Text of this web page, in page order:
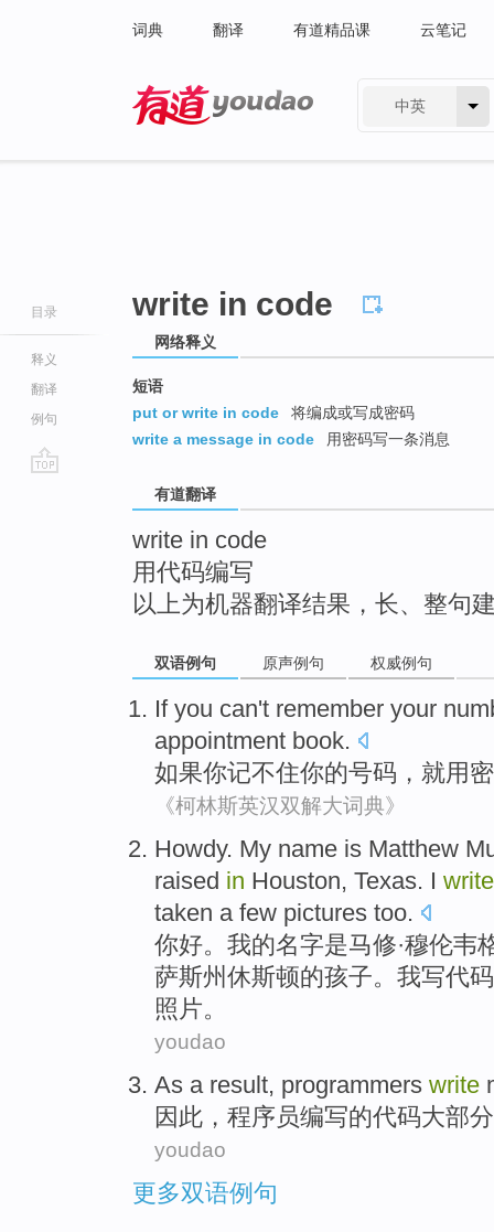
词典 翻译 有道精品课 云笔记
中英
目录
释义
翻译
例句
write in code
网络释义
短语
put or write in code
将编成或写成密码
write a message in code
用密码写一条消息
有道翻译
write in code
用代码编写
以上为机器翻译结果，长、整句
双语例句 原声例句 权威例句
If you can't remember your
appointment book.
如果你记不住你的号码 ，就用
《柯林斯英汉双解大词典》
Howdy. My name is Matthew
raised in Houston, Texas. I write
taken a few pictures too.
你好。 我的名字是马修·穆伦韦
萨斯州 休斯顿的孩子。我写代码
照片。
youdao
As a result, programmers write
因此 ， 程序员编写的代码大部分
youdao
更多双语例句